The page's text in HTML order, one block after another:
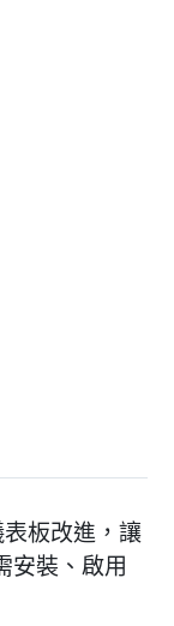
板改進，讓
安裝、啟用